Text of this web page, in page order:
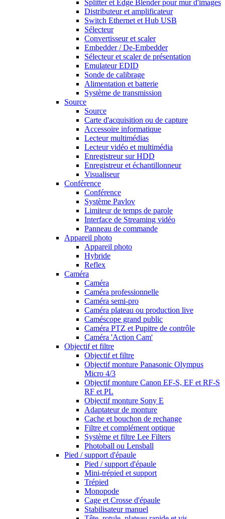
Splitter et Edge Blender pour mur d'images
Distributeur et amplificateur
Switch Ethernet et Hub USB
Sélecteur
Convertisseur et scaler
Embedder / De-Embedder
Sélecteur et scaler de présentation
Emulateur EDID
Sonde de calibrage
Alimentation et batterie
Système de transmission
Source
Source
Carte d'acquisition ou de capture
Accessoire informatique
Lecteur multimédias
Lecteur vidéo et multimédia
Enregistreur sur HDD
Enregistreur et échantillonneur
Visualiseur
Conférence
Conférence
Système Pavlov
Limiteur de temps de parole
Interface de Streaming vidéo
Panneau de commande
Appareil photo
Appareil photo
Hybride
Reflex
Caméra
Caméra
Caméra professionnelle
Caméra semi-pro
Caméra plateau ou production live
Caméscope grand public
Caméra PTZ et Pupitre de contrôle
Caméra 'Action Cam'
Objectif et filtre
Objectif et filtre
Objectif monture Panasonic Olympus
Micro 4/3
Objectif monture Canon EF-S, EF et RF-S
RF et PL
Objectif monture Sony E
Adaptateur de monture
Cache et bouchon de rechange
Filtre et complément optique
Système et filtre Lee Filters
Photoball ou Lensball
Pied / support d'épaule
Pied / support d'épaule
Mini-trépied et support
Trépied
Monopode
Cage et Crosse d'épaule
Stabilisateur manuel